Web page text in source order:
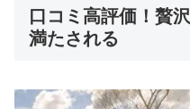
口コミ高評価！贅
満たされる